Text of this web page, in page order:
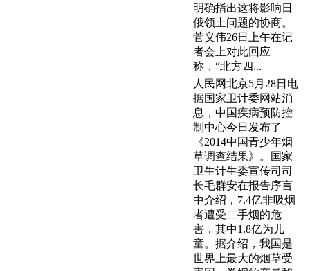
明确指出这将影响日
俄领土问题的协商。
菅义伟26日上午在记
者会上对此回应
称，“北方四...
人民网北京5月28日电
据国家卫计委网站消
息，中国疾病预防控
制中心今日发布了
《2014中国青少年烟
草调查结果》。国家
卫生计生委宣传司司
长毛群安在报告序言
中介绍，7.4亿非吸烟
者遭受二手烟的危
害，其中1.8亿为儿
童。据介绍，我国是
世界上最大的烟草受